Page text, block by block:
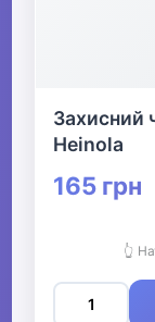
Захисний
Heinola
165 грн
👆